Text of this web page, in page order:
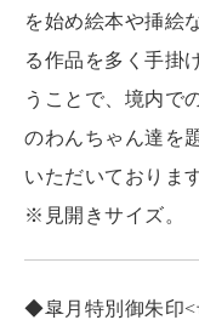
を始め絵本や挿絵
る作品を多く手掛
うことで、境内で
のわんちゃん達を
いただいております
※見開きサイズ。
◆皐月特別御朱印<